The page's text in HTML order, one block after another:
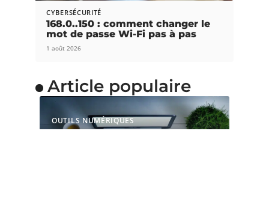
CYBERSÉCURITÉ
168.0..150 : comment changer le
mot de passe Wi-Fi pas à pas
1 août 2026
Article populaire
OUTILS NUMÉRIQUES